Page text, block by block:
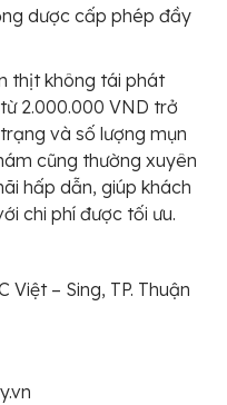
dược cấp phép đầy
thịt không tái phát
2.000.000 VND trở
và số lượng mụn
cũng thường xuyên
hấp dẫn, giúp khách
chi phí được tối ưu.
Việt – Sing, TP. Thuận